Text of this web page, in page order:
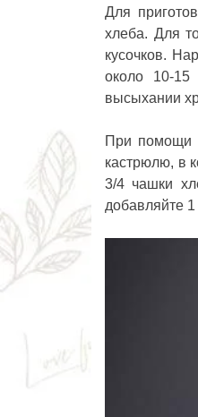
Для
хлеба. Для
кусочков.
около 10-15
высыхании
При помощи
кастрюлю, в
3/4 чашки
добавляйте